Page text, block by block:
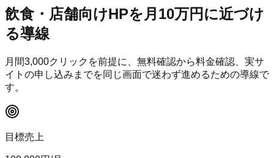
飲食・店舗向けHPを月10万円に近づけ
る導線
月間3,000クリックを前提に、無料確認から料金確認、実サ
イトの申し込みまでを同じ画面で迷わず進めるための導線で
す。
目標売上